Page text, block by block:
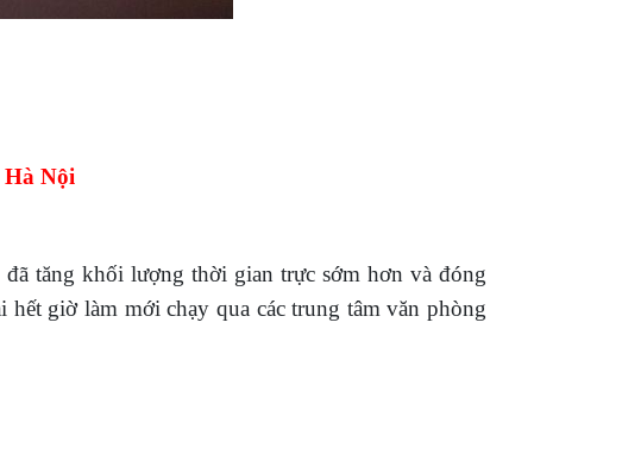
Nội
đã tăng khối lượng thời gian trực sớm hơn và đóng
giờ làm mới chạy qua các trung tâm văn phòng